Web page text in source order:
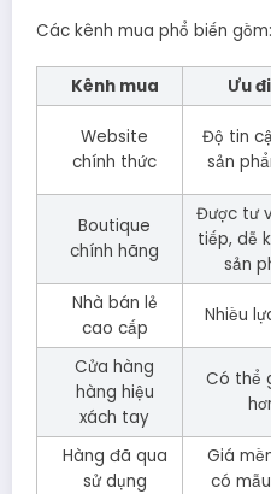
Các kênh mua phổ biến gồm:
Kênh mua Ưu
Website
chính thức
Độ tin
sản
Boutique
chính hãng
Được tư
tiếp, dễ
sản
Nhà bán lẻ
cao cấp
Nhiều
Cửa hàng
hàng hiệu
xách tay
Có thể
Hàng đã qua
sử dụng
Giá
có